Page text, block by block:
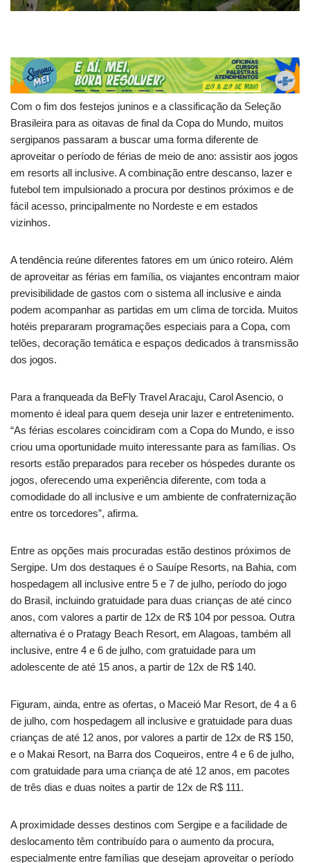
Com o fim dos festejos juninos e a classificação da Seleção
Brasileira para as oitavas de final da Copa do Mundo, muitos
sergipanos passaram a buscar uma forma diferente de
aproveitar o período de férias de meio de ano: assistir aos jogos
em resorts all inclusive. A combinação entre descanso, lazer e
futebol tem impulsionado a procura por destinos próximos e de
fácil acesso, principalmente no Nordeste e em estados
vizinhos.
A tendência reúne diferentes fatores em um único roteiro. Além
de aproveitar as férias em família, os viajantes encontram maior
previsibilidade de gastos com o sistema all inclusive e ainda
podem acompanhar as partidas em um clima de torcida. Muitos
hotéis prepararam programações especiais para a Copa, com
telões, decoração temática e espaços dedicados à transmissão
dos jogos.
Para a franqueada da BeFly Travel Aracaju, Carol Asencio, o
momento é ideal para quem deseja unir lazer e entretenimento.
“As férias escolares coincidiram com a Copa do Mundo, e isso
criou uma oportunidade muito interessante para as famílias. Os
resorts estão preparados para receber os hóspedes durante os
jogos, oferecendo uma experiência diferente, com toda a
comodidade do all inclusive e um ambiente de confraternização
entre os torcedores”, afirma.
Entre as opções mais procuradas estão destinos próximos de
Sergipe. Um dos destaques é o Sauípe Resorts, na Bahia, com
hospedagem all inclusive entre 5 e 7 de julho, período do jogo
do Brasil, incluindo gratuidade para duas crianças de até cinco
anos, com valores a partir de 12x de R$ 104 por pessoa. Outra
alternativa é o Pratagy Beach Resort, em Alagoas, também all
inclusive, entre 4 e 6 de julho, com gratuidade para um
adolescente de até 15 anos, a partir de 12x de R$ 140.
Figuram, ainda, entre as ofertas, o Maceió Mar Resort, de 4 a 6
de julho, com hospedagem all inclusive e gratuidade para duas
crianças de até 12 anos, por valores a partir de 12x de R$ 150,
e o Makai Resort, na Barra dos Coqueiros, entre 4 e 6 de julho,
com gratuidade para uma criança de até 12 anos, em pacotes
de três dias e duas noites a partir de 12x de R$ 111.
A proximidade desses destinos com Sergipe e a facilidade de
deslocamento têm contribuído para o aumento da procura,
especialmente entre famílias que desejam aproveitar o período